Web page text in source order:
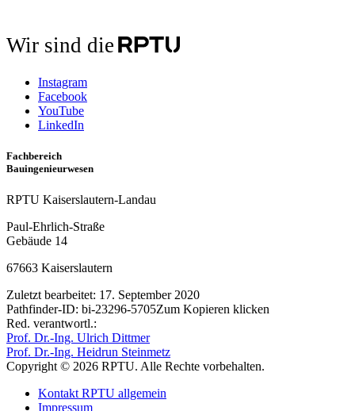
Wir sind die
Instagram
Facebook
YouTube
LinkedIn
Fachbereich
Bauingenieurwesen
RPTU Kaiserslautern-Landau
Paul-Ehrlich-Straße
Gebäude 14
67663 Kaiserslautern
Zuletzt bearbeitet: 17. September 2020
Pathfinder-ID: bi-23296-5705Zum Kopieren klicken
Red. verantwortl.:
Prof. Dr.-Ing. Ulrich Dittmer
Prof. Dr.-Ing. Heidrun Steinmetz
Copyright © 2026 RPTU. Alle Rechte vorbehalten.
Kontakt RPTU allgemein
Impressum